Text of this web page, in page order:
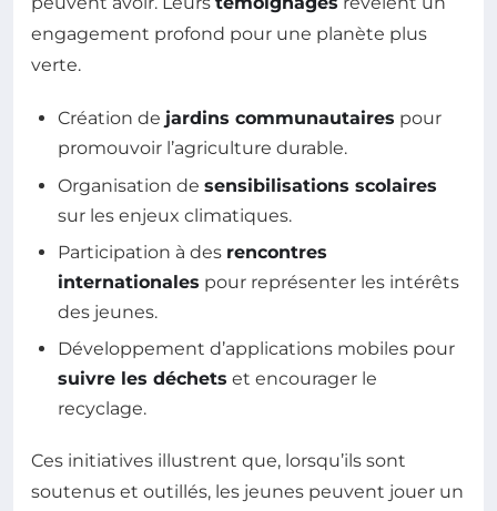
engagement profond pour une planète plus
verte.
Création de jardins communautaires pour
promouvoir l’agriculture durable.
Organisation de sensibilisations scolaires
sur les enjeux climatiques.
Participation à des rencontres
internationales pour représenter les intérêts
des jeunes.
Développement d’applications mobiles pour
suivre les déchets et encourager le
recyclage.
Ces initiatives illustrent que, lorsqu’ils sont
soutenus et outillés, les jeunes peuvent jouer un